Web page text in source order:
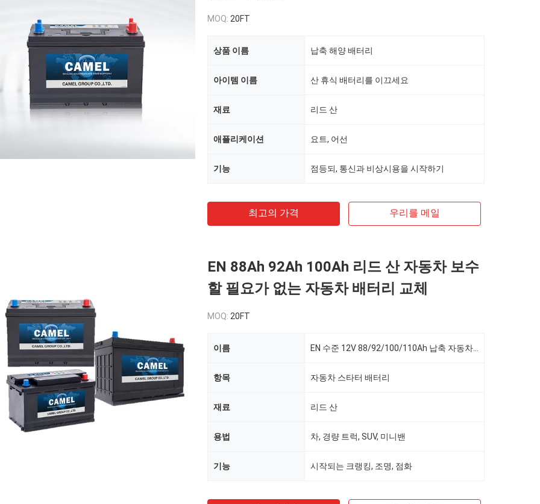
MOQ: 20FT
상품 이름 납축 해양 배터리
아이템 이름 산 휴식 배터리를 이끄세요
재료 리드 산
애플리케이션 요트, 어선
기능 점등되, 통신과 비상시용을 시작하기
최고의 가격 우리를 메일
EN 88Ah 92Ah 100Ah 리드 산 자동차 보수
할 필요가 없는 자동차 배터리 교체
MOQ: 20FT
이름
항목 자동차 스타터 배터리
재료 리드 산
용법 차, 경량 트럭, SUV, 미니밴
기능 시작되는 크랭킹, 조명, 점화